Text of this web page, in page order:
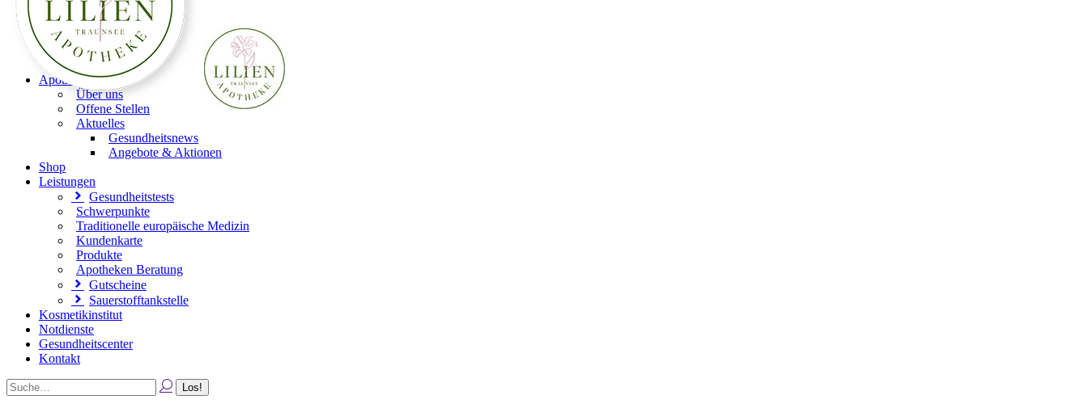
Apotheke
Über uns
Offene Stellen
Aktuelles
Gesundheitsnews
Angebote & Aktionen
Shop
Leistungen
Gesundheitstests
Schwerpunkte
Traditionelle europäische Medizin
Kundenkarte
Produkte
Apotheken Beratung
Gutscheine
Sauerstofftankstelle
Kosmetikinstitut
Notdienste
Gesundheitscenter
Kontakt